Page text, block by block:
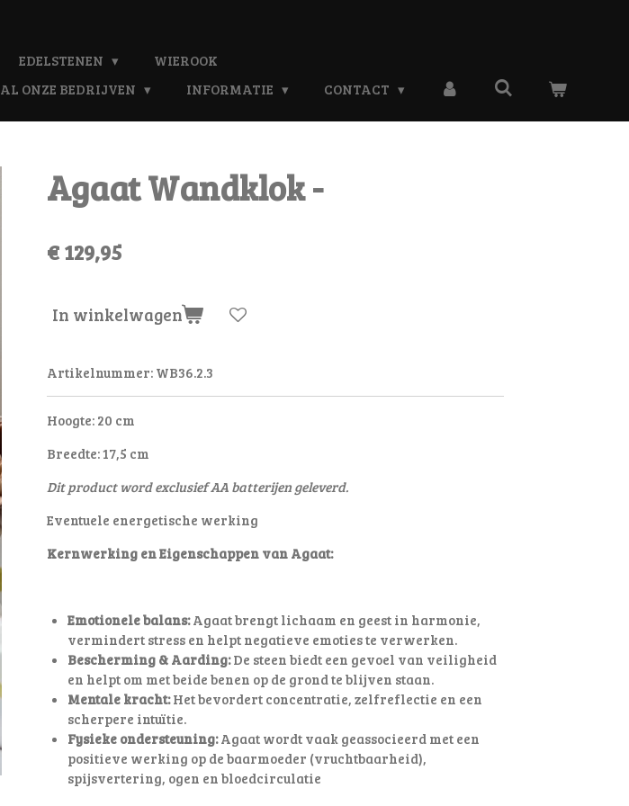
EDELSTENEN
WIEROOK
AL ONZE BEDRIJVEN INFORMATIE CONTACT
Agaat Wandklok -
€ 129,95
In winkelwagen
Artikelnummer: WB36.2.3
Hoogte: 20 cm
Breedte: 17,5 cm
Dit product word exclusief AA batterijen geleverd.
Eventuele energetische werking
Kernwerking en Eigenschappen van Agaat:
Emotionele balans:Agaat brengt lichaam en geest in harmonie,
vermindert stress en helpt negatieve emoties te verwerken.
Bescherming & Aarding:De steen biedt een gevoel van veiligheid
en helpt om met beide benen op de grond te blijven staan.
Mentale kracht:Het bevordert concentratie, zelfreflectie en een
scherpere intuïtie.
Fysieke ondersteuning:Agaat wordt vaak geassocieerd met een
positieve werking op de baarmoeder (vruchtbaarheid),
spijsvertering, ogen en bloedcirculatie